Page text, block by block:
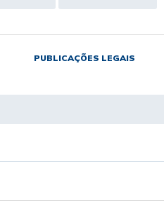
PUBLICAÇÕES LEGAIS